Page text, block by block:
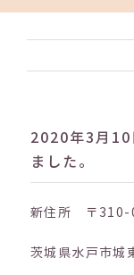
2020年3月10
ました。
新住所 〒310-
茨城県水戸市城